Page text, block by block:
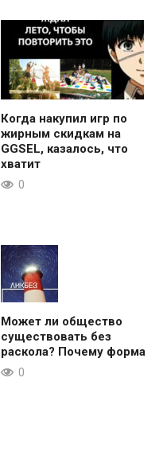
Когда накупил игр по
жирным скидкам на
GGSEL, казалось, что
хватит
0
Может ли общество
существовать без
раскола? Почему форма
0